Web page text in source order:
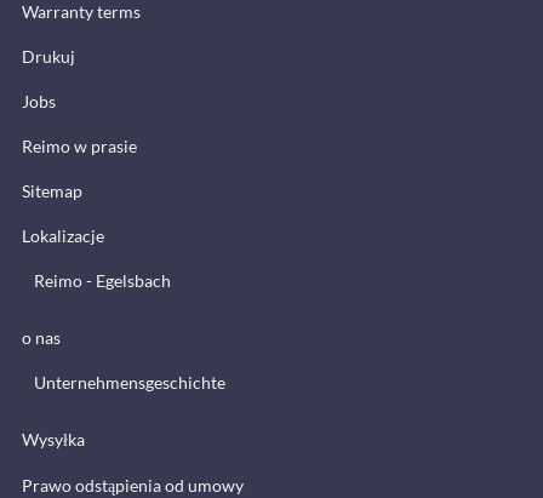
Warranty terms
Drukuj
Jobs
Reimo w prasie
Sitemap
Lokalizacje
Reimo - Egelsbach
o nas
Unternehmensgeschichte
Wysyłka
Prawo odstąpienia od umowy